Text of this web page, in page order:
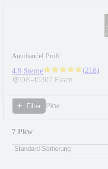
Autohandel Profi
4.9 Sterne (218)
DE-45307 Essen
Filter Pkw
7 Pkw